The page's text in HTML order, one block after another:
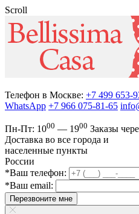
Scroll
Телефон в Москве: +7 499 653-
WhatsApp +7 966 075-81-65
Пн-Пт: 1000 — 1900 Заказы
Доставка во все города и
населенные пункты
России
*Ваш телефон:
*Ваш email:
Перезвоните мне